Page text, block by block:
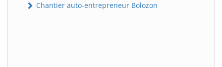
Chantier auto-entrepreneur Bolozon